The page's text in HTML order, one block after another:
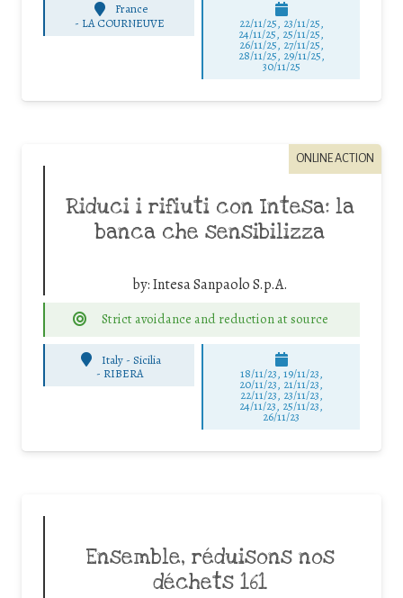
France
- LA COURNEUVE 22/11/25, 23/11/25,
24/11/25, 25/11/25,
26/11/25, 27/11/25,
28/11/25, 29/11/25,
30/11/25
ONLINE ACTION
Riduci i rifiuti con Intesa: la
banca che sensibilizza
by:Intesa Sanpaolo S.p.A.
Strict avoidance and reduction at source
Italy - Sicilia
- RIBERA 18/11/23, 19/11/23,
20/11/23, 21/11/23,
22/11/23, 23/11/23,
24/11/23, 25/11/23,
26/11/23
Ensemble, réduisons nos
déchets 161